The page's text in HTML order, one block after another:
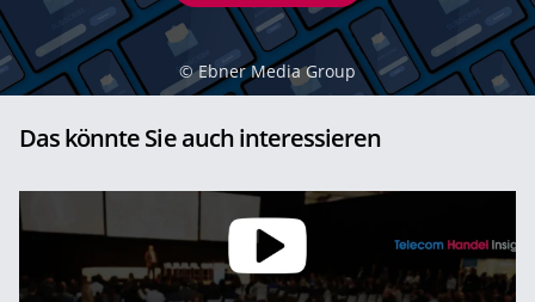
© Ebner Media Group
Das könnte Sie auch interessieren